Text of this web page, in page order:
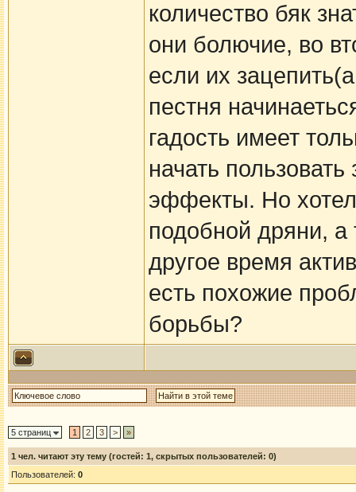
количество бяк
они болючие, во
если их
пестня
гадость имеет
начать
эффекты. Но
подобной дряни, а
другое время
есть похожие
борьбы?
5 страниц 1 2 3 > »
1 чел. читают эту тему (гостей: 1, скрытых пользователей: 0)
Пользователей: 0